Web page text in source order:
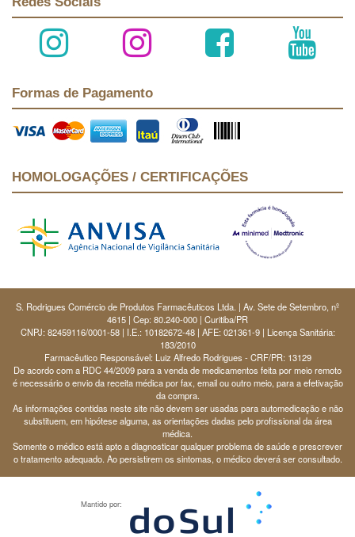
Formas de Pagamento
HOMOLOGAÇÕES / CERTIFICAÇÕES
S. Rodrigues Comércio de Produtos Farmacêuticos Ltda. | Av. Sete de Setembro, nº
4615 | Cep: 80.240-000 | Curitiba/PR
CNPJ: 82459116/0001-58 | I.E.: 10182672-48 | AFE: 021361-9 | Licença Sanitária:
183/2010
Farmacêutico Responsável: Luiz Alfredo Rodrigues - CRF/PR: 13129
De acordo com a RDC 44/2009 para a venda de medicamentos feita por meio remoto
é necessário o envio da receita médica por fax, email ou outro meio, para a efetivação
da compra.
As informações contidas neste site não devem ser usadas para automedicação e não
substituem, em hipótese alguma, as orientações dadas pelo profissional da área
médica.
Somente o médico está apto a diagnosticar qualquer problema de saúde e prescrever
o tratamento adequado. Ao persistirem os sintomas, o médico deverá ser consultado.
Mantido por: